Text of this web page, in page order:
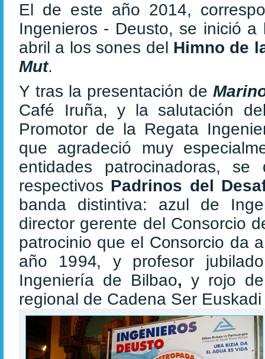
El de este año 2014,
Ingenieros - Deusto, se inició
abril a los sones del Himno de
Mut.
Y tras la presentación de
Café Iruña, y la salutación
Promotor de la Regata
que agradeció muy
entidades patrocinadoras,
respectivos Padrinos del
banda distintiva: azul de
director gerente del Consorcio
patrocinio que el Consorcio da
año 1994, y profesor
Ingeniería de Bilbao, y rojo
regional de Cadena Ser